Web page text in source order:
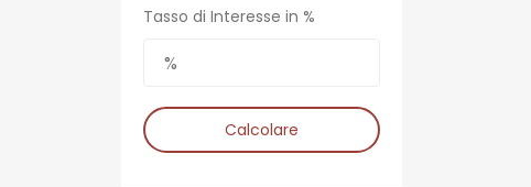
Tasso di Interesse in %
Calcolare